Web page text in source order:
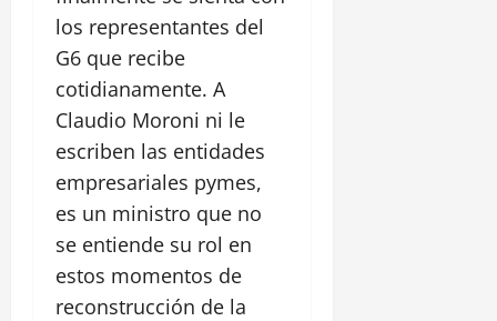
los representantes del
G6 que recibe
cotidianamente. A
Claudio Moroni ni le
escriben las entidades
empresariales pymes,
es un ministro que no
se entiende su rol en
estos momentos de
reconstrucción de la